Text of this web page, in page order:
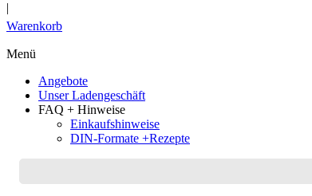
|
Warenkorb
Menü
Angebote
Unser Ladengeschäft
FAQ + Hinweise
Einkaufshinweise
DIN-Formate +Rezepte